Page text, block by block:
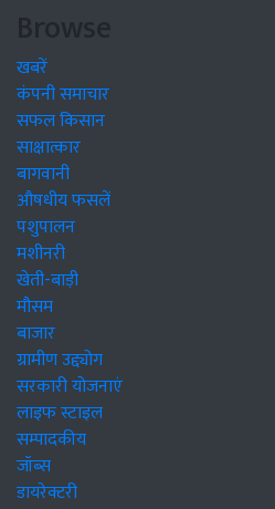
Browse
खबरें
कंपनी समाचार
सफल किसान
साक्षात्कार
बागवानी
औषधीय फसलें
पशुपालन
मशीनरी
खेती-बाड़ी
मौसम
बाजार
ग्रामीण उद्द्योग
सरकारी योजनाएं
लाइफ स्टाइल
सम्पादकीय
जॉब्स
डायरेक्टरी